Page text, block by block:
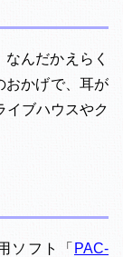
んだかえらく
おかげで、耳が
イブハウスやク
ソフト「 PAC-